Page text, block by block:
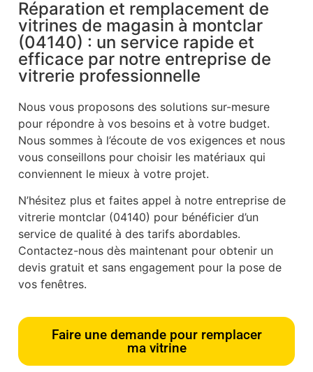
Réparation et remplacement de
vitrines de magasin à montclar
(04140) : un service rapide et
efficace par notre entreprise de
vitrerie professionnelle
Nous vous proposons des solutions sur-mesure
pour répondre à vos besoins et à votre budget.
Nous sommes à l’écoute de vos exigences et nous
vous conseillons pour choisir les matériaux qui
conviennent le mieux à votre projet.
N’hésitez plus et faites appel à notre entreprise de
vitrerie montclar (04140) pour bénéficier d’un
service de qualité à des tarifs abordables.
Contactez-nous dès maintenant pour obtenir un
devis gratuit et sans engagement pour la pose de
vos fenêtres.
Faire une demande pour remplacer
ma vitrine